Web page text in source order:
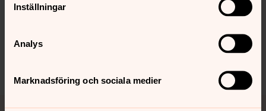
Inställningar
Analys
Marknadsföring och sociala medier
Synpunkter eller frågor på sidans
visby.stift@svenskakyrkan.se